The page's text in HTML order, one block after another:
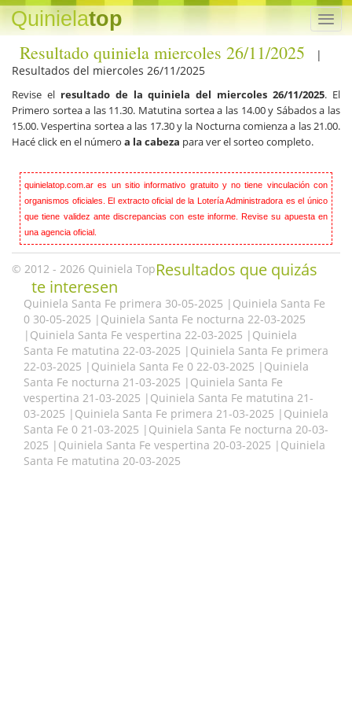
Quinielatop
Resultado quiniela miercoles 26/11/2025
|
Resultados del miercoles 26/11/2025
Revise el resultado de la quiniela del miercoles 26/11/2025. El
Primero sortea a las 11.30. Matutina sortea a las 14.00 y Sábados a las
15.00. Vespertina sortea a las 17.30 y la Nocturna comienza a las 21.00.
Hacé click en el número a la cabeza para ver el sorteo completo.
quinielatop.com.ar es un sitio informativo gratuito y no tiene vinculación con
organismos oficiales. El extracto oficial de la Lotería Administradora es el único
que tiene validez ante discrepancias con este informe. Revise su apuesta en
una agencia oficial.
© 2012 - 2026 Quiniela TopResultados que quizás
te interesen
Quiniela Santa Fe primera 30-05-2025 | Quiniela Santa Fe
0 30-05-2025 | Quiniela Santa Fe nocturna 22-03-2025
| Quiniela Santa Fe vespertina 22-03-2025 | Quiniela
Santa Fe matutina 22-03-2025 | Quiniela Santa Fe primera
22-03-2025 | Quiniela Santa Fe 0 22-03-2025 | Quiniela
Santa Fe nocturna 21-03-2025 | Quiniela Santa Fe
vespertina 21-03-2025 | Quiniela Santa Fe matutina 21-
03-2025 | Quiniela Santa Fe primera 21-03-2025 | Quiniela
Santa Fe 0 21-03-2025 | Quiniela Santa Fe nocturna 20-03-
2025 | Quiniela Santa Fe vespertina 20-03-2025 | Quiniela
Santa Fe matutina 20-03-2025